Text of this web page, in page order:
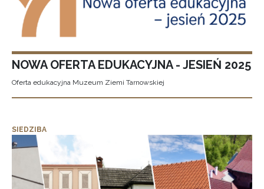
NOWA OFERTA EDUKACYJNA - JESIEŃ 2025
Oferta edukacyjna Muzeum Ziemi Tarnowskiej
SIEDZIBA